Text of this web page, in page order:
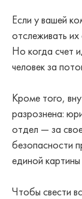
Если у вашей
отслеживать
Но когда счет
человек за
Кроме того,
разрознена:
отдел — за
безопасности
единой картины
Чтобы свести